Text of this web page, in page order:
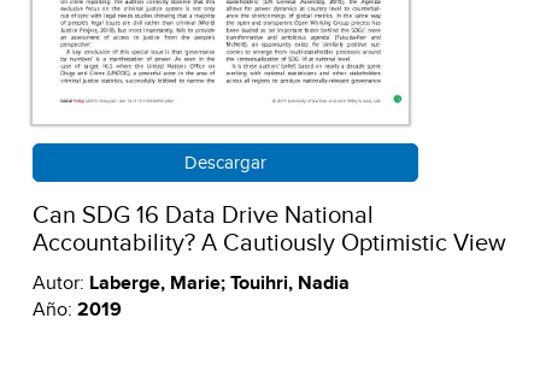
Descargar
Can SDG 16 Data Drive National
Accountability? A Cautiously Optimistic View
Autor: Laberge, Marie; Touihri, Nadia
Año: 2019